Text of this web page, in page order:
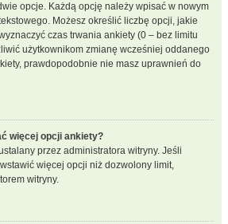
opcje. Każdą opcję należy wpisać w nowym
Możesz określić liczbę opcji, jakie
czas trwania ankiety (0 – bez limitu
użytkownikom zmianę wcześniej oddanego
prawdopodobnie nie masz uprawnień do
więcej opcji ankiety?
przez administratora witryny. Jeśli
więcej opcji niż dozwolony limit,
witryny.